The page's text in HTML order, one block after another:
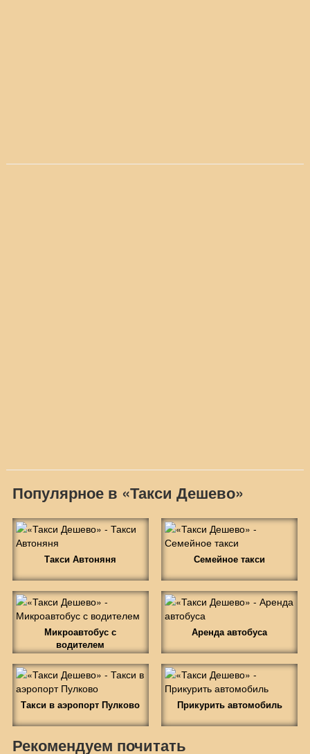
Популярное в «Такси Дешево»
Такси Автоняня Семейное такси
Микроавтобус с
водителем
Аренда автобуса
Такси в аэропорт Пулково Прикурить автомобиль
Рекомендуем почитать